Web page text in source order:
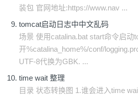
装包 官网地址:https://www.nav ...
tomcat启动日志中中文乱码
场景 使用catalina.bat start命令启动
开%catalina_home%/conf/
UTF-8代换为GBK. ...
time wait 整理
目录 状态转换图 1.谁会进入time